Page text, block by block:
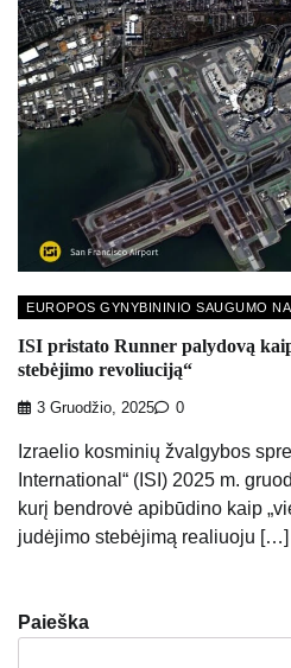
EUROPOS GYNYBININIO SAUGUMO
ISI pristato Runner palydovą
stebėjimo revoliuciją“
3 Gruodžio, 2025 0
Izraelio kosminių žvalgybos
International“ (ISI) 2025 m.
kurį bendrovė apibūdino kaip
judėjimo stebėjimą realiuoju […]
Paieška